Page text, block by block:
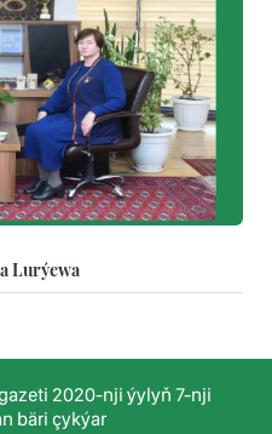
Lurýewa
2020-nji ýylyň 7-nji
bäri çykýar